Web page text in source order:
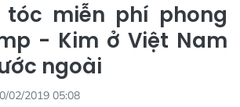
tóc miễn phí phong
- Kim ở Việt Nam
ngoài
02/2019 05:08